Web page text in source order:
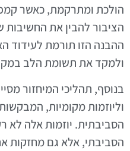
הולכת ומתרקמת, כאשר
הציבור להבין את
ההבנה הזו תורמת לעידוד
ולמקד את תשומת הלב
בנוסף, תהליכי המיחזור
וליוזמות מקומיות,
הסביבתית. יוזמות אלה לא
הסביבתי, אלא גם מחזקות